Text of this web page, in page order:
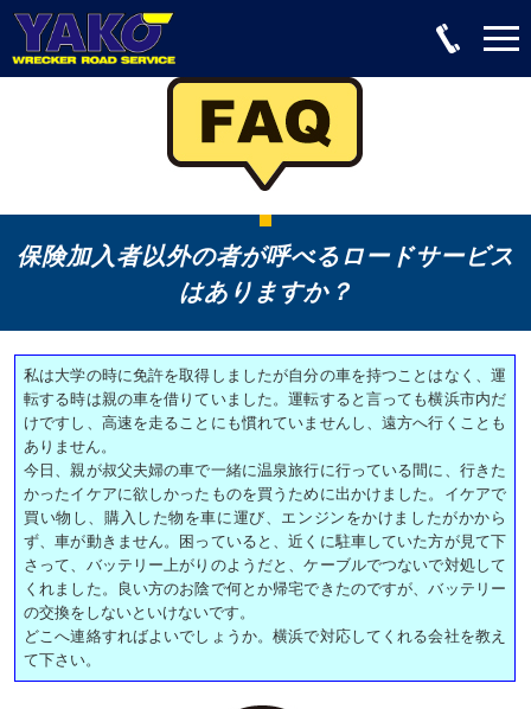
保険加入者以外の者が呼べるロードサービス
はありますか？
私は大学の時に免許を取得しましたが自分の車を持つことはなく、運
転する時は親の車を借りていました。運転すると言っても横浜市内だ
けですし、高速を走ることにも慣れていませんし、遠方へ行くことも
ありません。
今日、親が叔父夫婦の車で一緒に温泉旅行に行っている間に、行きた
かったイケアに欲しかったものを買うために出かけました。イケアで
買い物し、購入した物を車に運び、エンジンをかけましたがかから
ず、車が動きません。困っていると、近くに駐車していた方が見て下
さって、バッテリー上がりのようだと、ケーブルでつないで対処して
くれました。良い方のお陰で何とか帰宅できたのですが、バッテリー
の交換をしないといけないです。
どこへ連絡すればよいでしょうか。横浜で対応してくれる会社を教え
て下さい。